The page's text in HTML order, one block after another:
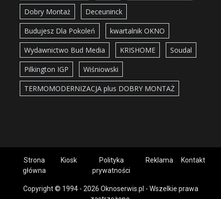
Dobry Montaż Deceuninck
Budujesz Dla Pokoleń kwartalnik OKNO
Wydawnictwo Bud Media KRISHOME Soudal
Pilkington IGP Wiśniowski
TERMOMODERNIZACJA plus DOBRY MONTAŻ
Strona
główna
Kiosk
Polityka
prywatności
Reklama Kontakt
Copyright © 1994 - 2026 Oknoserwis.pl - Wszelkie prawa